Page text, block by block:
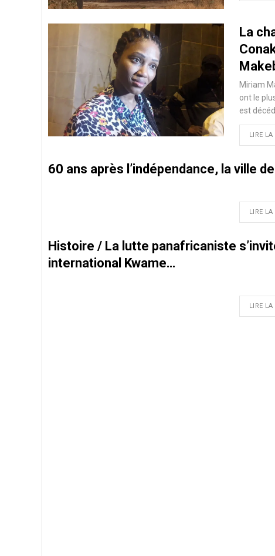
La
Miriam
ont le
est
LIRE LA
60 ans après l’indépendance, la ville
LIRE LA
Histoire / La lutte panafricaniste
international Kwame…
LIRE LA